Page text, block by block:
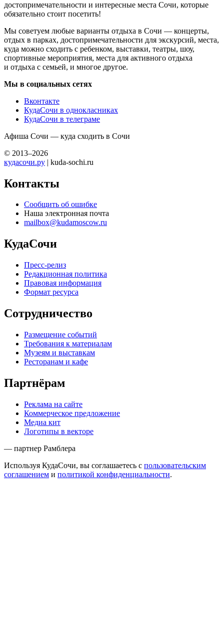
достопримечательности и интересные места Сочи, которые
обязательно стоит посетить!
Мы советуем любые варианты отдыха в Сочи — концерты,
отдых в парках, достопримечательности для экскурсий, места,
куда можно сходить с ребенком, выставки, театры, шоу,
спортивные мероприятия, места для активного отдыха
и отдыха с семьей, и многое другое.
Мы в социальных сетях
Вконтакте
КудаСочи в однокласниках
КудаСочи в телеграме
Афиша Сочи — куда сходить в Сочи
© 2013–2026
кудасочи.ру | kuda-sochi.ru
Контакты
Сообщить об ошибке
Наша электронная почта
mailbox@kudamoscow.ru
КудаСочи
Пресс-релиз
Редакционная политика
Правовая информация
Формат ресурса
Сотрудничество
Размещение событий
Требования к материалам
Музеям и выставкам
Ресторанам и кафе
Партнёрам
Реклама на сайте
Коммерческое предложение
Медиа кит
Логотипы в векторе
— партнер Рамблера
Используя КудаСочи, вы соглашаетесь с пользовательским
соглашением и политикой конфиденциальности.